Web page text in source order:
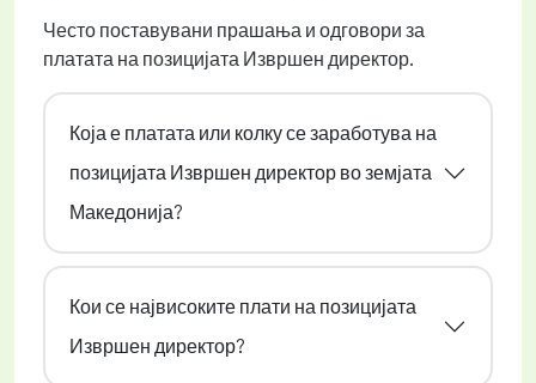
Често поставувани прашања и одговори за
платата на позицијата Извршен директор.
Која е платата или колку се заработува на
позицијата Извршен директор во земјата
Македонија?
Кои се највисоките плати на позицијата
Извршен директор?